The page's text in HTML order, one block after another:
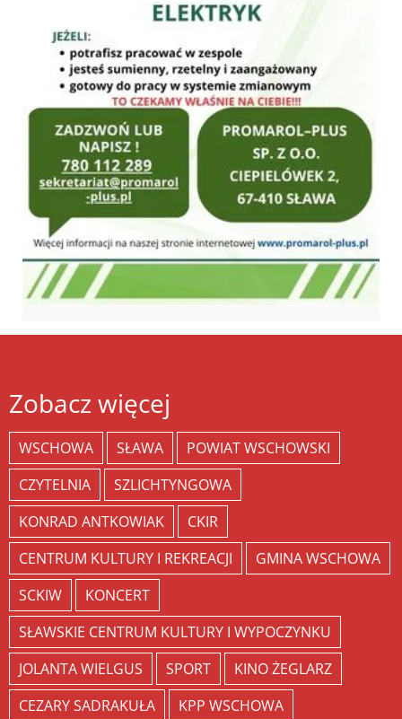
Zobacz więcej
WSCHOWA SŁAWA
POWIAT WSCHOWSKI
CZYTELNIA
SZLICHTYNGOWA
KONRAD ANTKOWIAK
CKIR
CENTRUM KULTURY I REKREACJI
GMINA WSCHOWA
SCKIW
KONCERT
SŁAWSKIE CENTRUM KULTURY I WYPOCZYNKU
JOLANTA WIELGUS
SPORT
KINO ŻEGLARZ
CEZARY SADRAKUŁA
KPP WSCHOWA